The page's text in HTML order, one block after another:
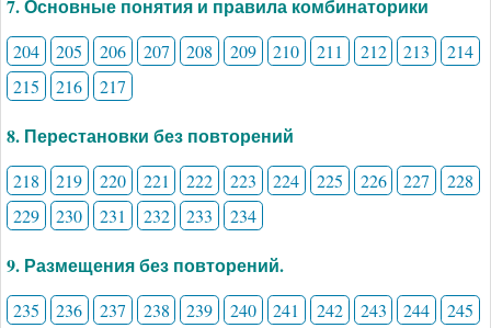
7. Основные понятия и правила комбинаторики
204 205 206 207 208 209 210 211 212 213
214
215
216 217
8. Перестановки без повторений
218 219 220 221 222 223 224 225 226 227
228
229
230 231 232 233 234
9. Размещения без повторений.
235 236 237 238 239 240 241 242 243 244
245